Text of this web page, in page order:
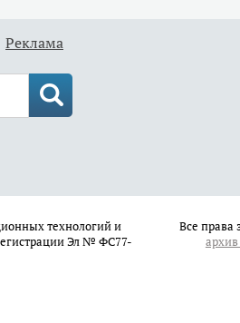
Реклама
технологий и
Эл № ФС77-
Все
архив